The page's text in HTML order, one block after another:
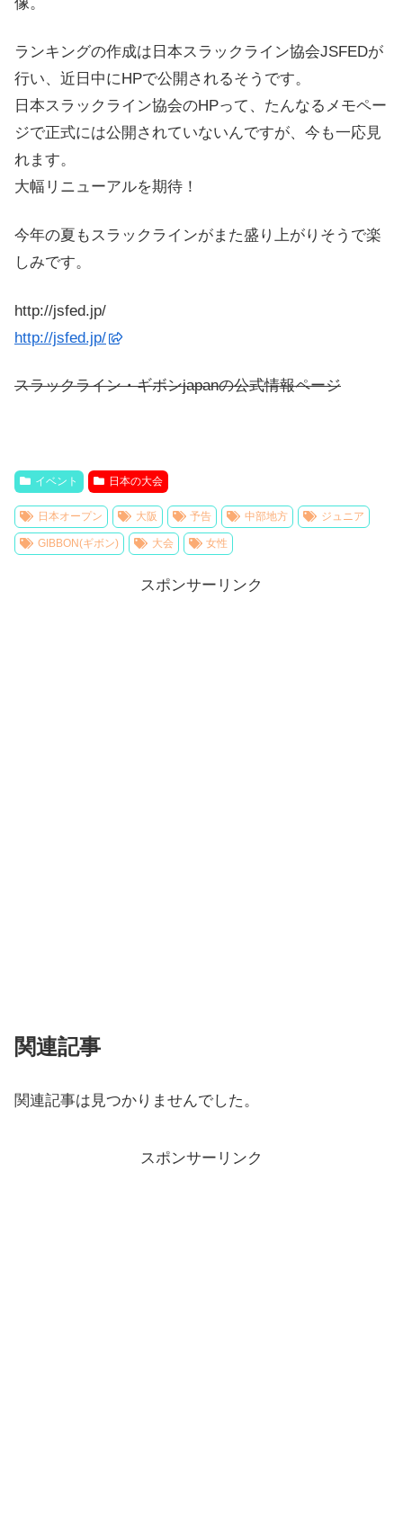
ランキングの作成は日本スラックライン協会JSFEDが
行い、近日中にHPで公開されるそうです。
日本スラックライン協会のHPって、たんなるメモペー
ジで正式には公開されていないんですが、今も一応見
れます。
大幅リニューアルを期待！
今年の夏もスラックラインがまた盛り上がりそうで楽
しみです。
http://jsfed.jp/
http://jsfed.jp/
スラックライン・ギボンjapanの公式情報ページ
イベント 日本の大会
日本オープン 大阪 予告 中部地方 ジュニア
GIBBON(ギボン) 大会 女性
スポンサーリンク
関連記事
関連記事は見つかりませんでした。
スポンサーリンク